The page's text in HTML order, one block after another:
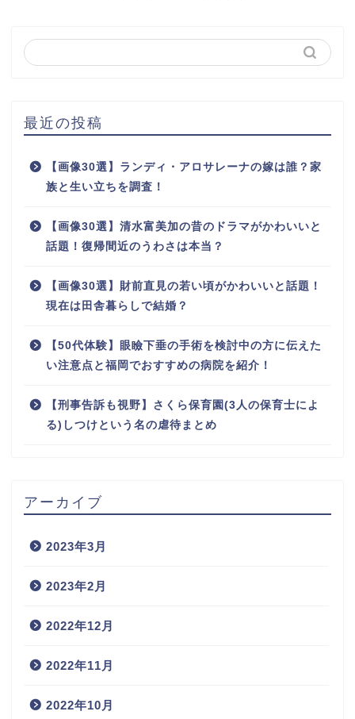
最近の投稿
【画像30選】ランディ・アロサレーナの嫁は誰？家
族と生い立ちを調査！
【画像30選】清水富美加の昔のドラマがかわいいと
話題！復帰間近のうわさは本当？
【画像30選】財前直見の若い頃がかわいいと話題！
現在は田舎暮らしで結婚？
【50代体験】眼瞼下垂の手術を検討中の方に伝えた
い注意点と福岡でおすすめの病院を紹介！
【刑事告訴も視野】さくら保育園(3人の保育士によ
る)しつけという名の虐待まとめ
アーカイブ
2023年3月
2023年2月
2022年12月
2022年11月
2022年10月